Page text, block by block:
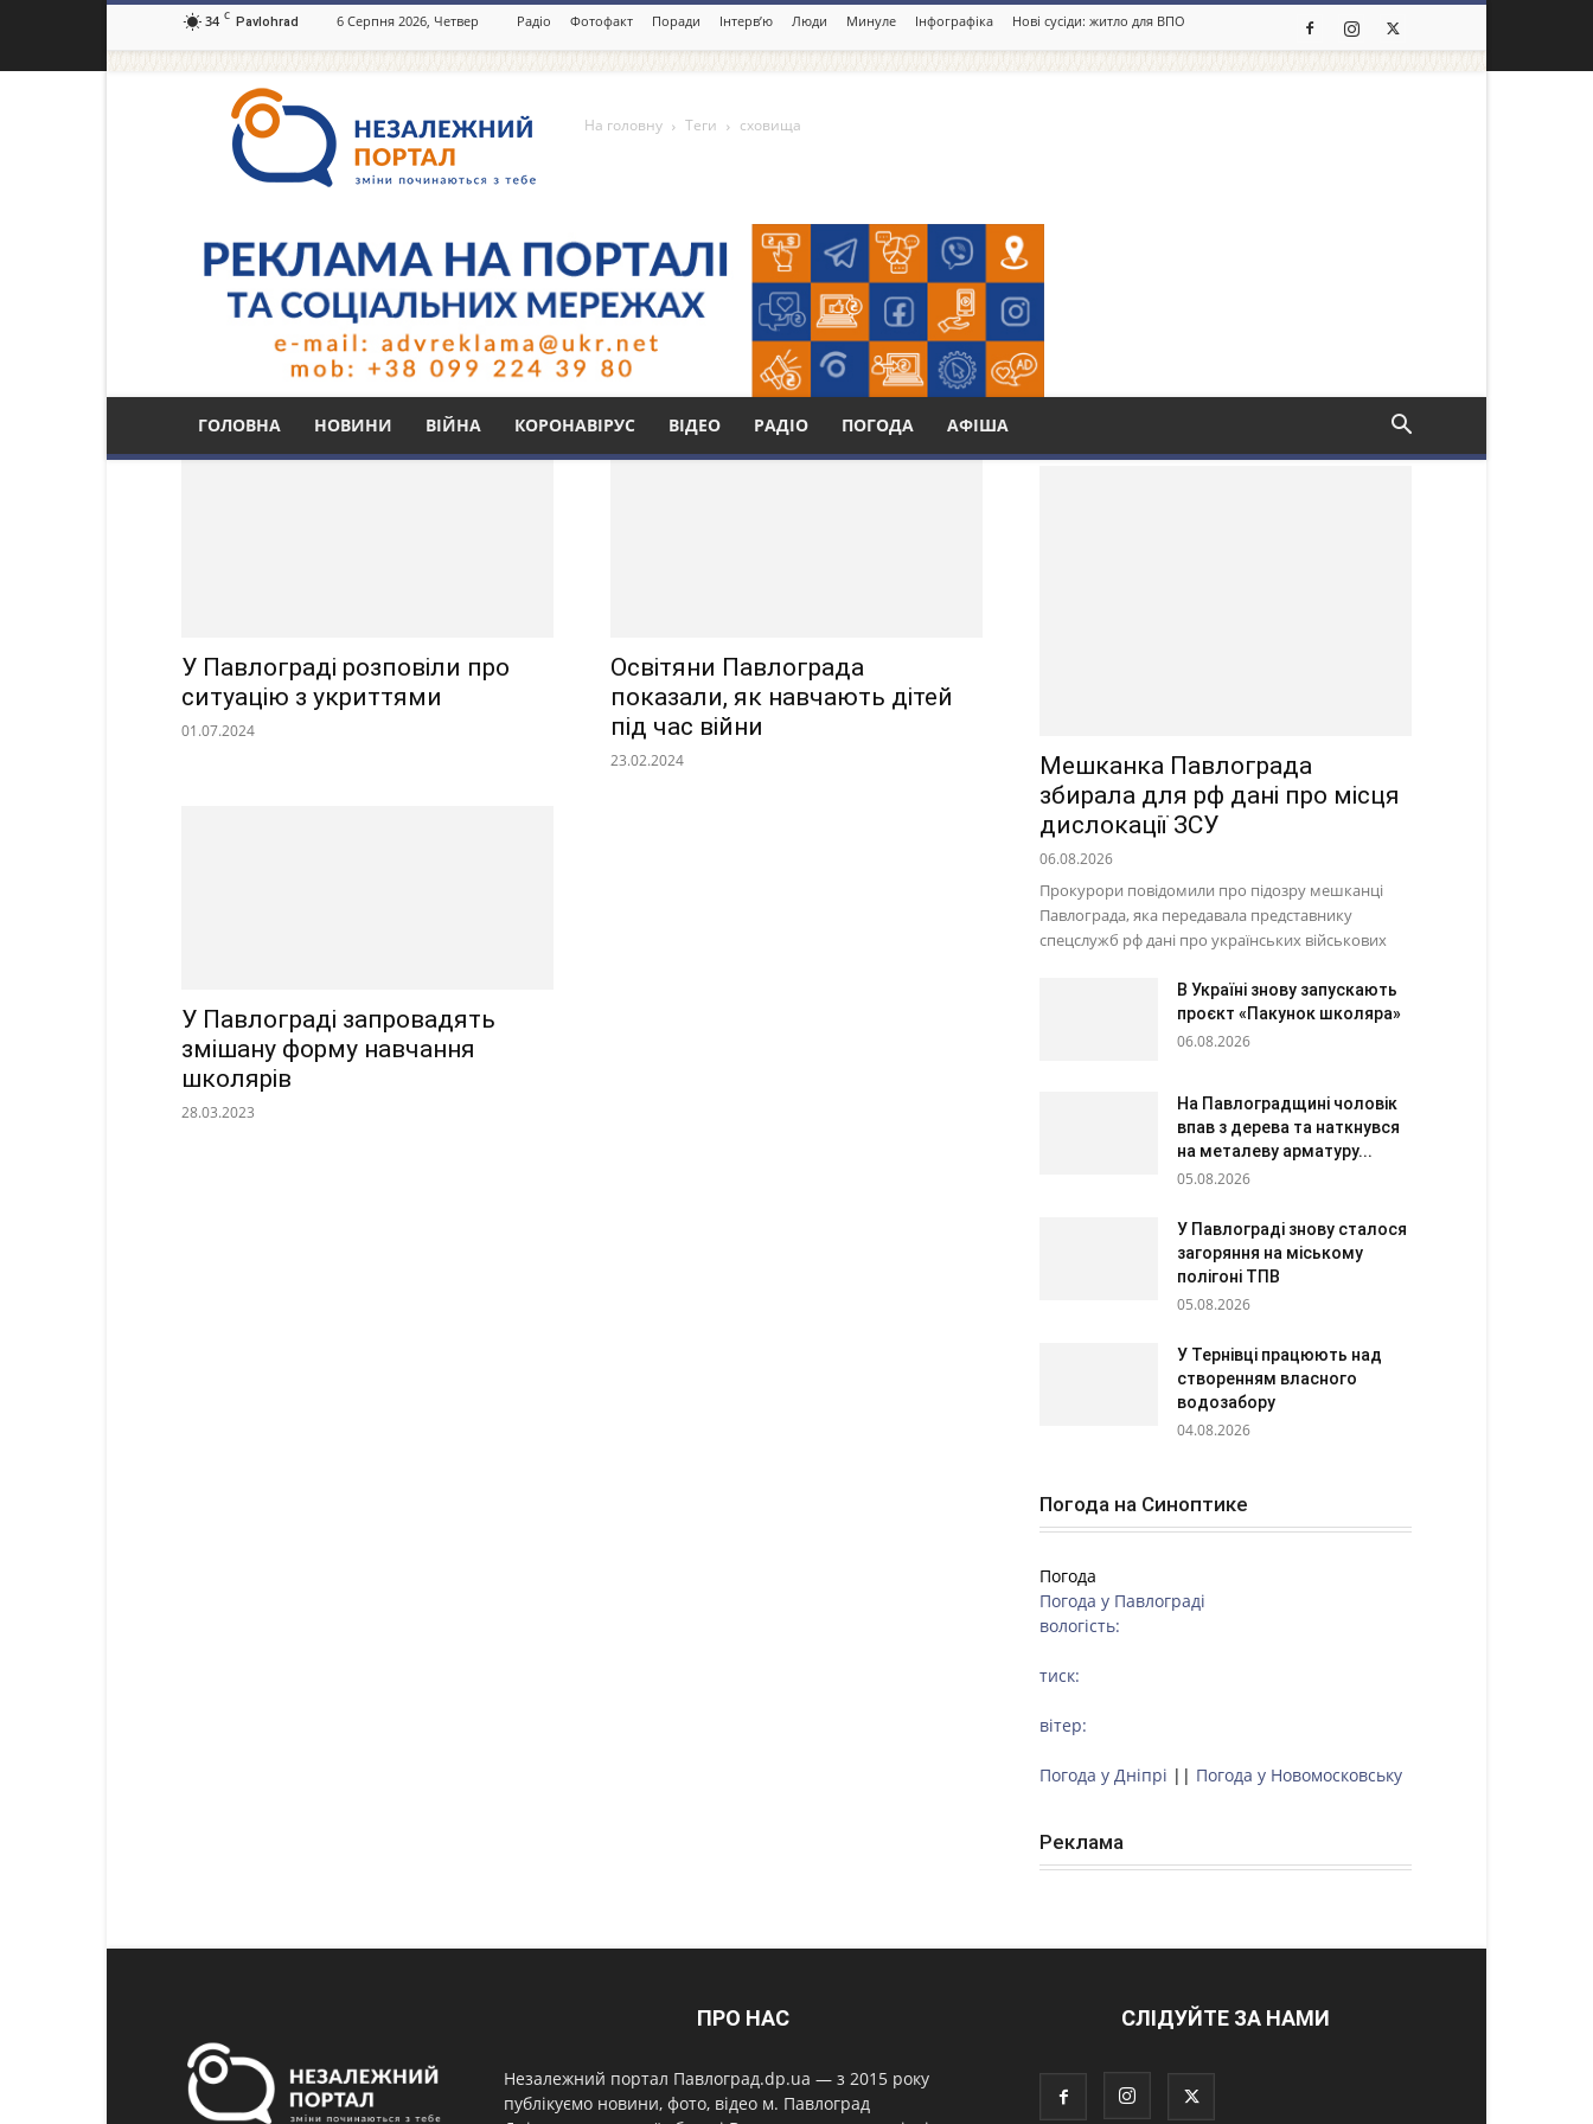
34 C Pavlohrad 6 Серпня 2026, Четвер Радіо Фотофакт Поради Інтерв’ю Люди Минуле Інфографіка Нові сусіди: житло для ВПО
портал
Павлоград.dp.ua
ГОЛОВНА НОВИНИ ВІЙНА КОРОНАВІРУС ВІДЕО РАДІО ПОГОДА АФІША
На головну Теги сховища
Тег: сховища
У Павлограді розповіли про
ситуацію з укриттями
01.07.2024
Освітяни Павлограда
показали, як навчають дітей
під час війни
23.02.2024
У Павлограді запровадять
змішану форму навчання
школярів
28.03.2023
Мешканка Павлограда
збирала для рф дані про місця
дислокації ЗСУ
06.08.2026
Прокурори повідомили про підозру мешканці
Павлограда, яка передавала представнику
спецслужб рф дані про українських військових
В Україні знову запускають
проєкт «Пакунок школяра»
06.08.2026
На Павлоградщині чоловік
впав з дерева та наткнувся
на металеву арматуру...
05.08.2026
У Павлограді знову сталося
загоряння на міському
полігоні ТПВ
05.08.2026
У Тернівці працюють над
створенням власного
водозабору
04.08.2026
Погода на Синоптике
Погода
Погода у Павлограді
вологість:
тиск:
вітер:
Погода у Дніпрі || Погода у Новомосковську
Реклама
ПРО НАС
Незалежний портал Павлоград.dp.ua — з 2015 року
публікуємо новини, фото, відео м. Павлоград
СЛІДУЙТЕ ЗА НАМИ